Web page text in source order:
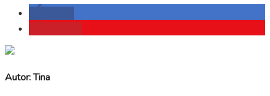
Autor: Tina